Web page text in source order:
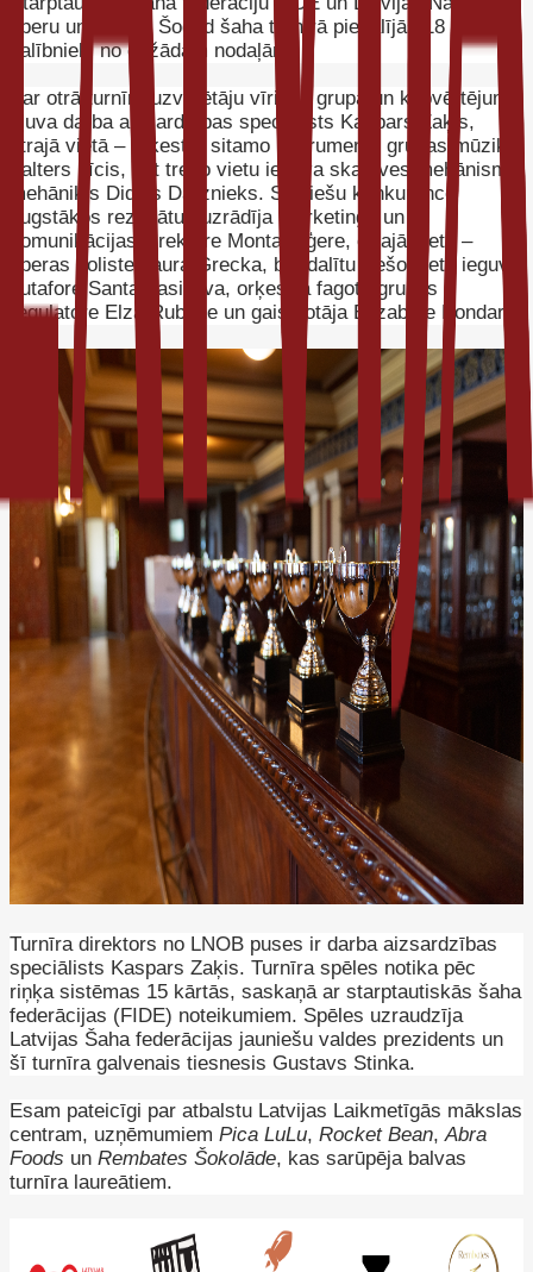
operu un baletu. Šogad šaha turnīrā piedalījās 18
dalībnieki no dažādām nodaļām.
Par otrā turnīra uzvarētāju vīriešu grupā un kopvērtējumā
kļuva darba aizsardzības speciālists Kaspars Zaķis,
otrajā vietā – orķestra sitamo instrumentu grupas mūziķis
Valters Līcis, bet trešo vietu ieguva skatuves mehānismu
mehāniķis Didzis Dārznieks. Sieviešu konkurencē
augstākos rezultātus uzrādīja mārketinga un
komunikācijas direktore Monta Tīģere, otrajā vietā –
operas soliste Laura Grecka, bet dalītu trešo vietu ieguva
butafore Santa Vasiļjeva, orķestra fagotu grupas
regulatore Elza Rubene un gaismotāja Elizabete Bondare.
Turnīra direktors no LNOB puses ir darba aizsardzības
speciālists Kaspars Zaķis. Turnīra spēles notika pēc
riņķa sistēmas 15 kārtās, saskaņā ar starptautiskās šaha
federācijas (FIDE) noteikumiem. Spēles uzraudzīja
Latvijas Šaha federācijas jauniešu valdes prezidents un
šī turnīra galvenais tiesnesis Gustavs Stinka.
Esam pateicīgi par atbalstu Latvijas Laikmetīgās mākslas
centram, uzņēmumiem Pica LuLu, Rocket Bean, Abra
Foods un Rembates Šokolāde, kas sarūpēja balvas
turnīra laureātiem.